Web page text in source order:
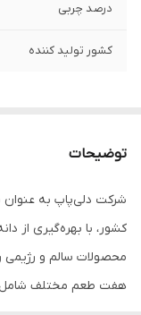
درصد چربی
کشور تولید کننده
توضیحات
شرکت دلی‌پاپ به عنوان
کشور، با بهره‌گیری از
محصولات سالم و رژیمی
هفت طعم مختلف شامل